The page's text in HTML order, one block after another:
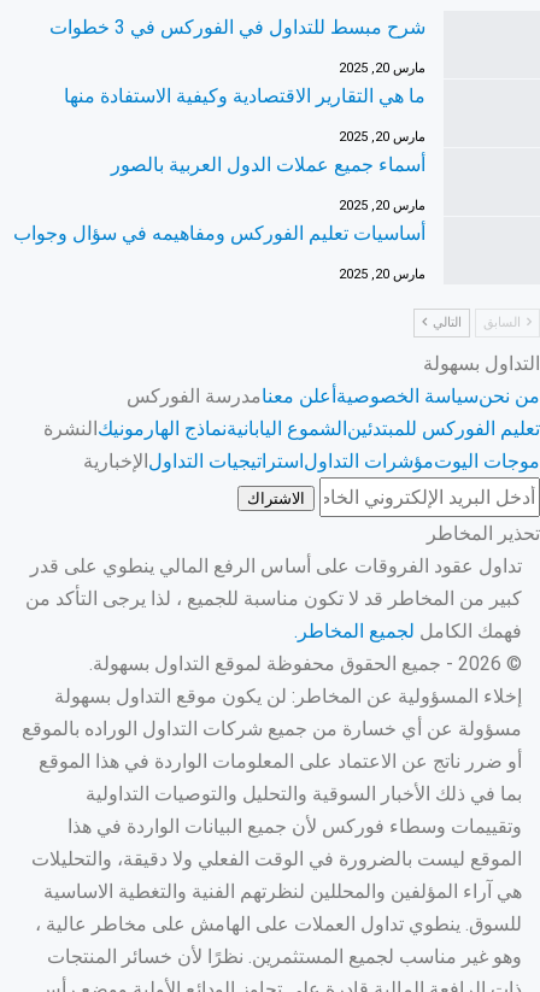
شرح مبسط للتداول في الفوركس في 3 خطوات
مارس 20, 2025
ما هي التقارير الاقتصادية وكيفية الاستفادة منها
مارس 20, 2025
أسماء جميع عملات الدول العربية بالصور
مارس 20, 2025
أساسيات تعليم الفوركس ومفاهيمه في سؤال وجواب
مارس 20, 2025
السابق التالي
التداول بسهولة
من نحنسياسة الخصوصيةأعلن معنامدرسة الفوركس
تعليم الفوركس للمبتدئينالشموع اليابانيةنماذج الهارمونيك
موجات اليوتمؤشرات التداولاستراتيجيات التداول
النشرة
الإخبارية
الاشتراك
تحذير المخاطر
تداول عقود الفروقات على أساس الرفع المالي ينطوي على قدر
كبير من المخاطر قد لا تكون مناسبة للجميع ، لذا يرجى التأكد من
فهمك الكامل لجميع المخاطر.
© 2026 - جميع الحقوق محفوظة لموقع التداول بسهولة.
إخلاء المسؤولية عن المخاطر: لن يكون موقع التداول بسهولة
مسؤولة عن أي خسارة من جميع شركات التداول الوراده بالموقع
أو ضرر ناتج عن الاعتماد على المعلومات الواردة في هذا الموقع
بما في ذلك الأخبار السوقية والتحليل والتوصيات التداولية
وتقييمات وسطاء فوركس لأن جميع البيانات الواردة في هذا
الموقع ليست بالضرورة في الوقت الفعلي ولا دقيقة، والتحليلات
هي آراء المؤلفين والمحللين لنظرتهم الفنية والتغطية الاساسية
للسوق. ينطوي تداول العملات على الهامش على مخاطر عالية ،
وهو غير مناسب لجميع المستثمرين. نظرًا لأن خسائر المنتجات